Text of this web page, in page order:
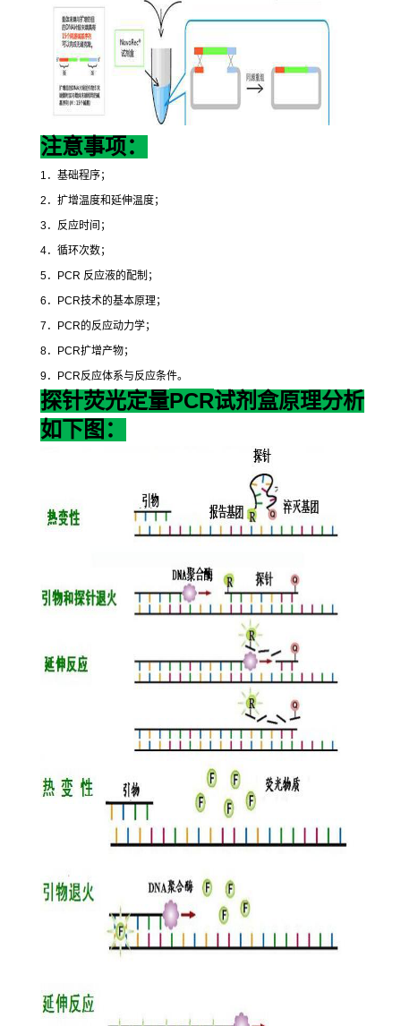
注意事项：
1 ．基础程序；
2 ．扩增温度和延伸温度；
3．反应时间；
4．循环次数；
5． PCR 反应液的配制；
6 ． PCR技术的基本原理；
7 ． PCR的反应动力学；
8． PCR扩增产物；
9． PCR反应体系与反应条件。
探针荧光定量PCR试剂盒原理分析
如下图：